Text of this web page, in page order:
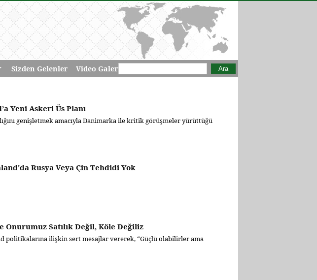
Sizden Gelenler Video GaleriArama formu
Ara
Yeni Askeri Üs Planı
genişletmek amacıyla Danimarka ile kritik görüşmeler yürüttüğü
Rusya Veya Çin Tehdidi Yok
Satılık Değil, Köle Değiliz
politikalarına ilişkin sert mesajlar vererek, “Güçlü olabilirler ama